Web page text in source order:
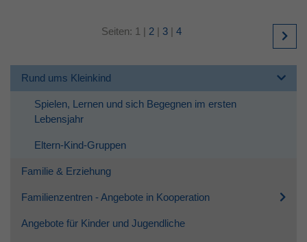
Seiten: 1 | 2 | 3 | 4
Rund ums Kleinkind
Spielen, Lernen und sich Begegnen im ersten
Lebensjahr
Eltern-Kind-Gruppen
Familie & Erziehung
Familienzentren - Angebote in Kooperation
Angebote für Kinder und Jugendliche